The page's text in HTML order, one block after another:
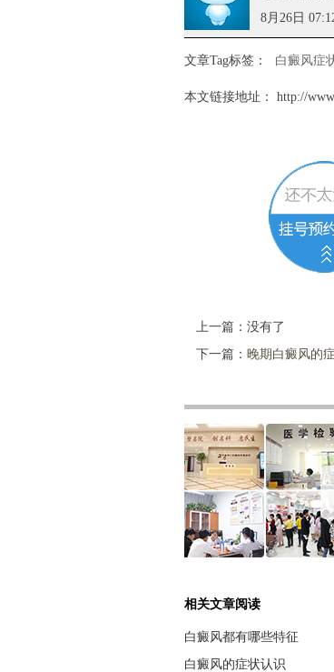
8月26日
文章Tag标签： 白癜风症
本文链接地址： http://
上一篇：没有了
下一篇： 晚期白癜风的
相关文章阅读
白癜风都有哪些特征
白癜风的症状认识